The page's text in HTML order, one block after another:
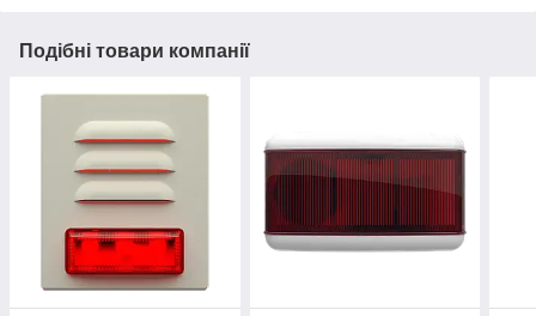
Подібні товари компанії